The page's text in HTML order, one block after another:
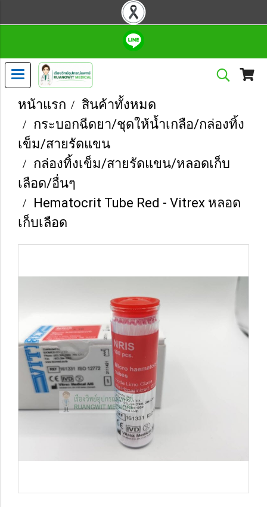
หน้าแรก
สินค้าทั้งหมด
กระบอกฉีดยา/ชุดให้น้ำเกลือ/กล่องทิ้ง
เข็ม/สายรัดแขน
กล่องทิ้งเข็ม/สายรัดแขน/หลอดเก็บ
เลือด/อื่นๆ
Hematocrit Tube Red - Vitrex หลอด
เก็บเลือด